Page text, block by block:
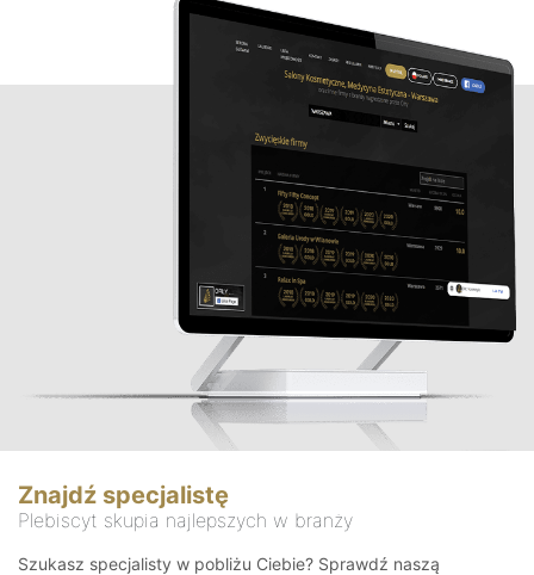
Znajdź specjalistę
Plebiscyt skupia najlepszych w branży
Szukasz specjalisty w pobliżu Ciebie? Sprawdź naszą